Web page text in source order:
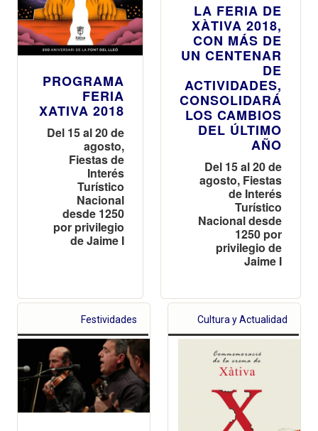
PROGRAMA
FERIA
XATIVA 2018
Del 15 al 20 de
agosto,
Fiestas de
Interés
Turístico
Nacional
desde 1250
por privilegio
de Jaime I
LA FERIA DE
XÀTIVA 2018,
CON MÁS DE
UN CENTENAR
DE
ACTIVIDADES,
CONSOLIDARÁ
LOS CAMBIOS
DEL ÚLTIMO
AÑO
Del 15 al 20 de
agosto, Fiestas
de Interés
Turístico
Nacional desde
1250 por
privilegio de
Jaime I
Festividades Cultura y Actualidad